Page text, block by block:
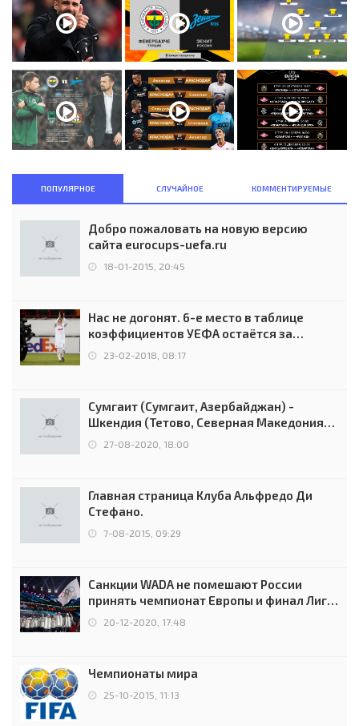
ПОПУЛЯРНОЕ СЛУЧАЙНОЕ КОММЕНТИРУЕМЫЕ
Добро пожаловать на новую версию
сайта eurocups-uefa.ru
18-01-2015, 20:45
Нас не догонят. 6-е место в таблице
коэффициентов УЕФА остаётся за
Россией
23-02-2018, 08:17
Сумгаит (Сумгаит, Азербайджан) -
Шкендия (Тетово, Северная Македония) -
0:2 (0:0)
27-08-2020, 18:00
Главная страница Клуба Альфредо Ди
Стефано.
7-08-2015, 09:29
Санкции WADA не помешают России
принять чемпионат Европы и финал Лиги
чемпионов.
20-12-2020, 17:48
Чемпионаты мира
25-10-2015, 11:13